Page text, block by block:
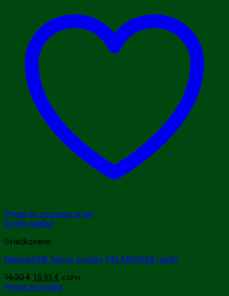
Pridať do zoznamu prianí
Rýchly náhľad
Sviečkovanie
NaturheliX® Telové sviečky PELARGÓNIA (set6)
16.20€ Pôvodná
cena
15.95 € Aktuálna
cena
s DPH
Pridať do košíka